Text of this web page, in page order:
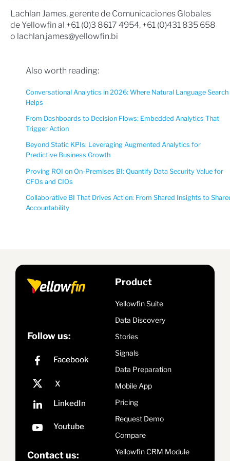
Lachlan James, gerente de Comunicaciones Globales
de Yellowfin al +61 (0)3 8617 4954, +61 (0)431 835 658
o lachlan.james@yellowfin.bi
Also worth reading:
Conversational Analytics in 2026: Where Natural Language Search
Helps
From Dashboards to Decision Flows: Embedded Analytics That
Trigger Action
Beyond Static KPIs: Leveraging Augmented Analytics for
Predictive Business Growth
Proving ROI on On-Premises BI: Quantify Data Security Value for
CFOs and CIOs
Collaborative BI That Drives Action: From Shared Insights to
Accountability
Follow us:
Contact us:
Product
Yellowfin Suite
Data Discovery
Stories
Signals
Data Preparation
Mobile App
Pricing
Request Demo
Compare
Yellowfin CRM Module